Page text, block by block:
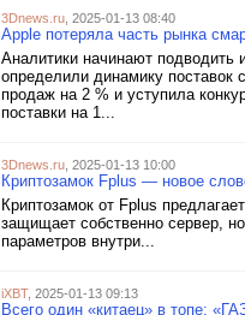
3Dnews.ru , 2025-01-13 08:40
Apple потеряла часть рынка
Аналитики начинают подводить
определили динамику поставок
продаж на 2 % и уступила
поставки на 1...
3Dnews.ru , 2025-01-13 10:00
Криптозамок Fplus — новое
Криптозамок от Fplus
защищает собственно сервер,
параметров внутри...
iXBT, 2025-01-13 09:13
Всего один «китаец» в топе: